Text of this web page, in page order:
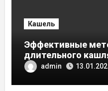
Кашель
Эффективные
длительного
admin